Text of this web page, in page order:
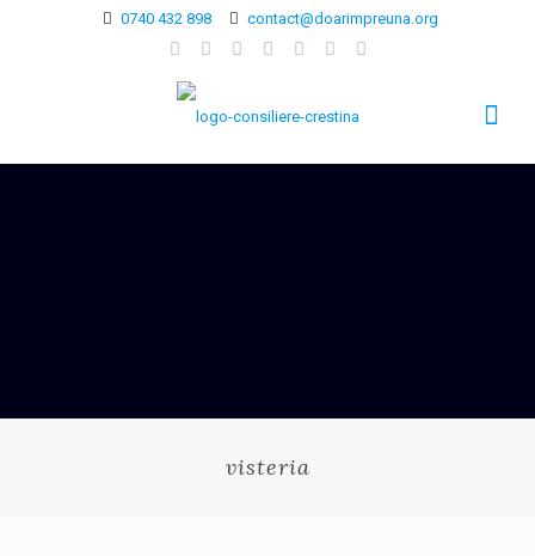
0740 432 898 contact@doarimpreuna.org
visteria